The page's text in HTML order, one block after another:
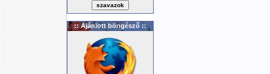
:: Ajánlott böngésző ::